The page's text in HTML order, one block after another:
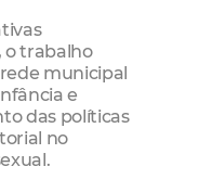
o trabalho
municipal
e
das políticas
no